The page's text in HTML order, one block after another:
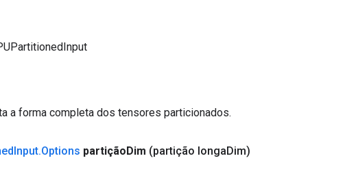
a forma completa dos tensores particionados.
Input.Options partiçãoDim (partição longaDim)